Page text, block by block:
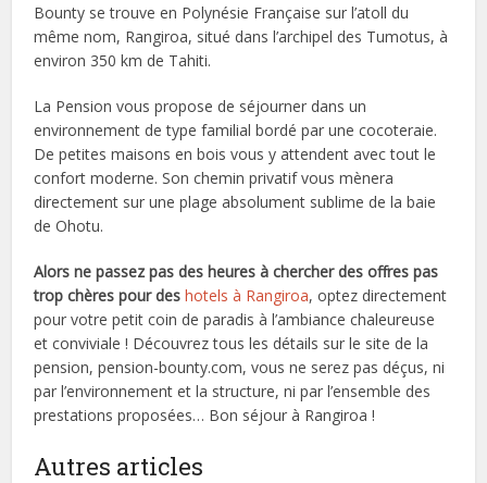
Bounty se trouve en Polynésie Française sur l’atoll du
même nom, Rangiroa, situé dans l’archipel des Tumotus, à
environ 350 km de Tahiti.
La Pension vous propose de séjourner dans un
environnement de type familial bordé par une cocoteraie.
De petites maisons en bois vous y attendent avec tout le
confort moderne. Son chemin privatif vous mènera
directement sur une plage absolument sublime de la baie
de Ohotu.
Alors ne passez pas des heures à chercher des offres pas
trop chères pour deshotels à Rangiroa, optez directement
pour votre petit coin de paradis à l’ambiance chaleureuse
et conviviale ! Découvrez tous les détails sur le site de la
pension, pension-bounty.com, vous ne serez pas déçus, ni
par l’environnement et la structure, ni par l’ensemble des
prestations proposées… Bon séjour à Rangiroa !
Autres articles